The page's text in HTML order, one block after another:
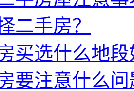
二手房？
买选什么地段
要注意什么问